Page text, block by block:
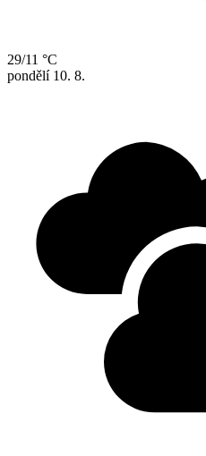
29/11 °C
pondělí 10. 8.